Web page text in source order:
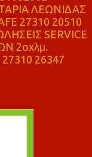
ΛΕΩΝΙΔΑΣ
27310 20510
SERVICE
2οχλμ.
26347